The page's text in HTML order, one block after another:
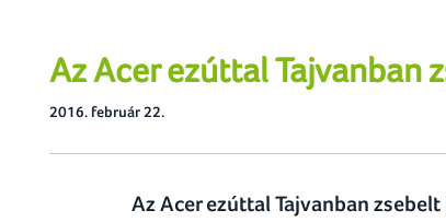
Az Acer ezúttal Tajvanban
2016. február 22.
Az Acer ezúttal Tajvanban